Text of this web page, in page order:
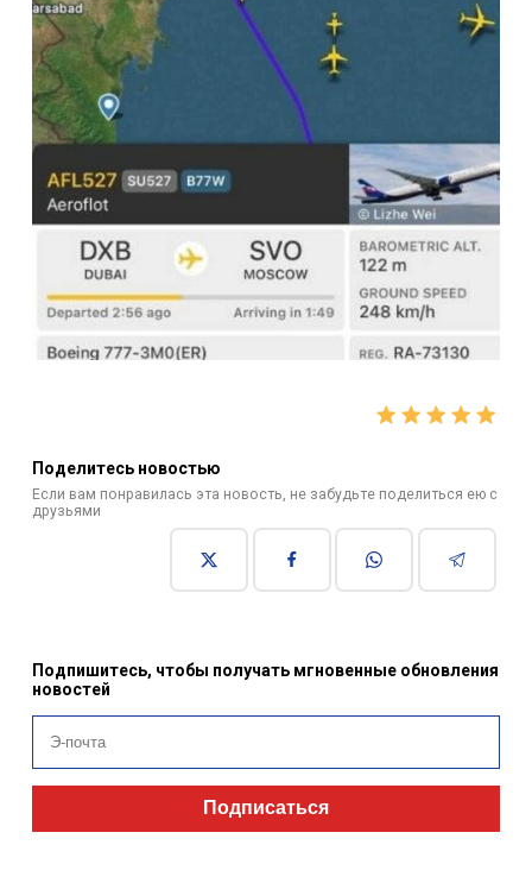
Поделитесь новостью
Если вам понравилась эта новость, не забудьте поделиться ею с
друзьями
Подпишитесь, чтобы получать мгновенные обновления
новостей
Подписаться